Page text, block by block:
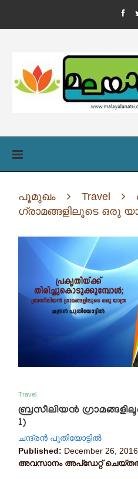
പൂമുഖം Travel
ഗ്രാമങ്ങളിലൂടെ ഒരു
Travel
ബ്രസീലിയന്‍
1)
ചന്ദ്രൻ പുതിയോട്ടിൽ
Published: December 26, 2016
അവസാനം അപ്ഡേറ്റ്